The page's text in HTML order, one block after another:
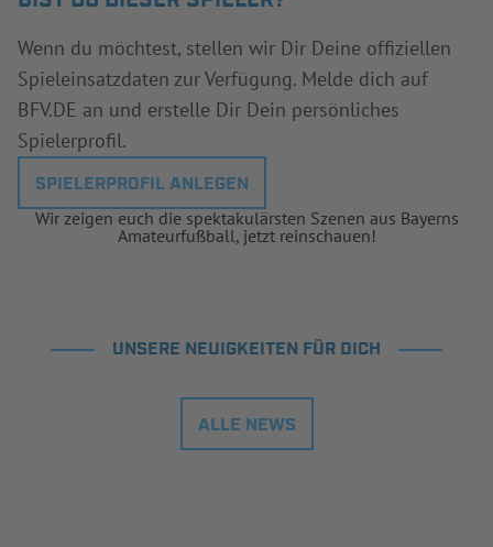
Wenn du möchtest, stellen wir Dir Deine offiziellen
Spieleinsatzdaten zur Verfügung. Melde dich auf
BFV.DE an und erstelle Dir Dein persönliches
Spielerprofil.
SPIELERPROFIL ANLEGEN
Wir zeigen euch die spektakulärsten Szenen aus Bayerns
Amateurfußball, jetzt reinschauen!
UNSERE NEUIGKEITEN FÜR DICH
ALLE NEWS